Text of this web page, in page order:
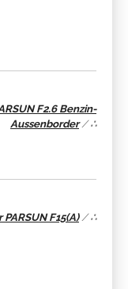
F2.6 Benzin-
Aussenborder/∴
F15(A)/∴